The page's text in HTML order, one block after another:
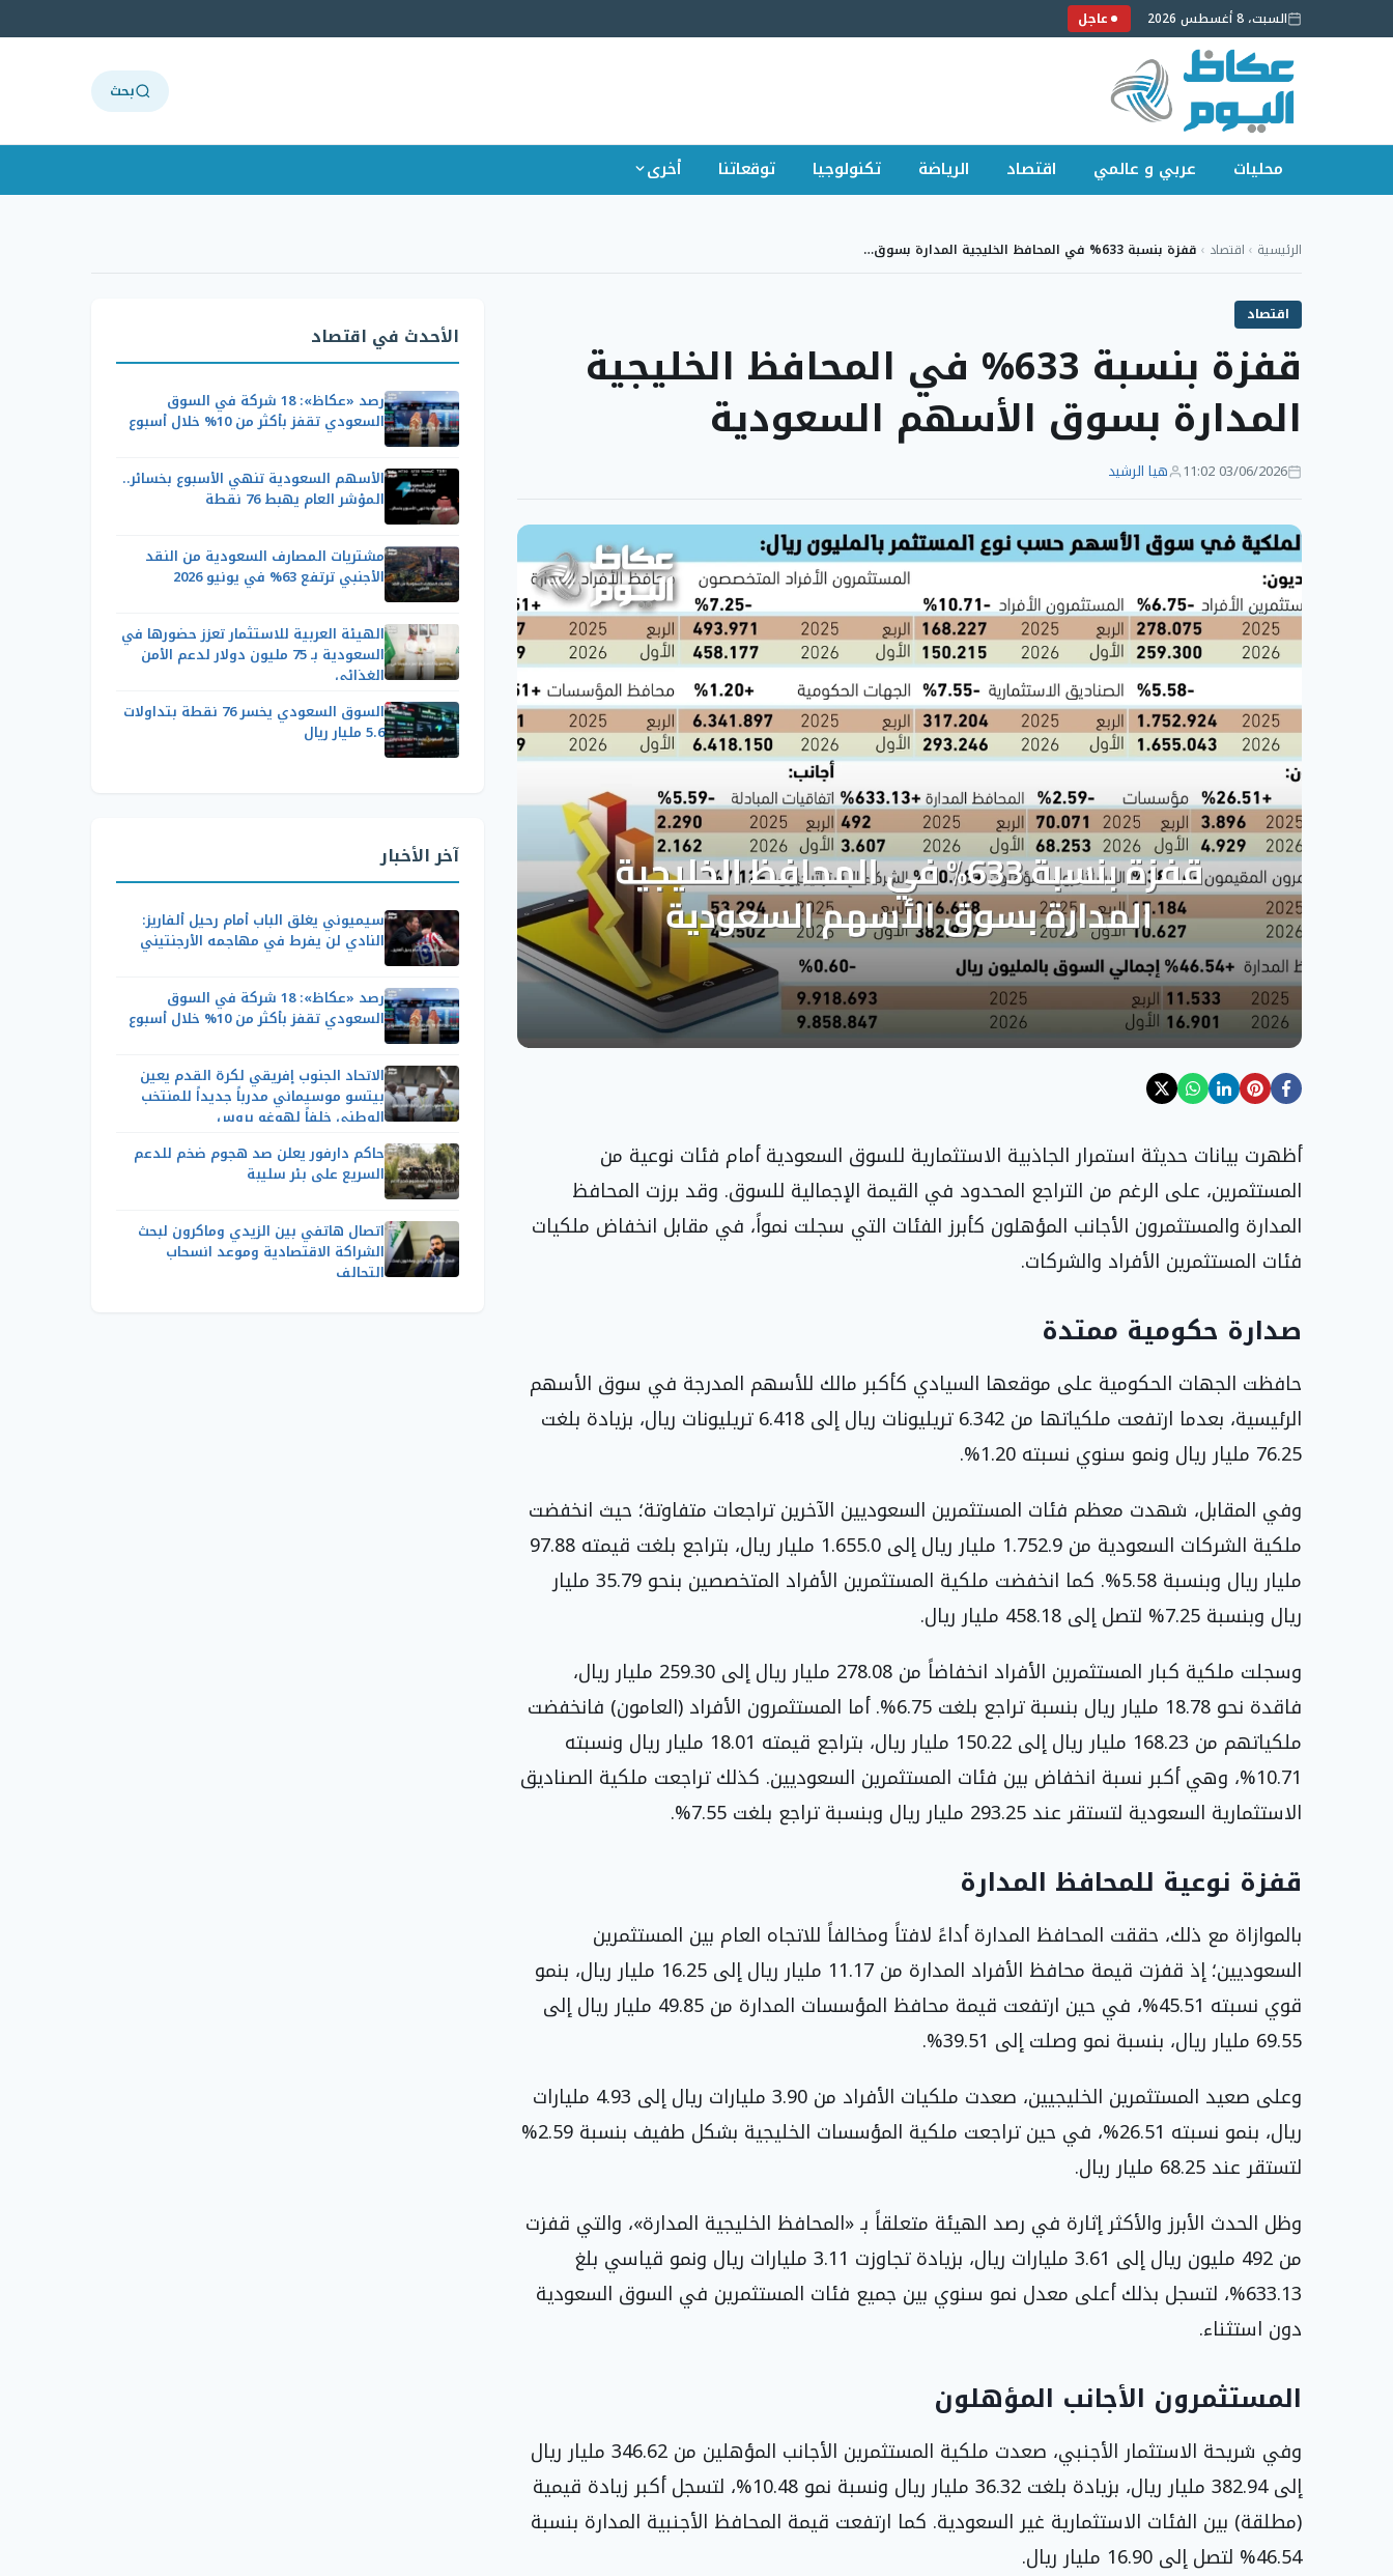
السبت، 8 أغسطس 2026 عاجل
بحث
محليات عربي و عالمي اقتصاد الرياضة تكنولوجيا توقعاتنا أخرى
الرئيسية › اقتصاد › قفزة بنسبة 633% في المحافظ الخليجية المدارة بسوق…
اقتصاد
قفزة بنسبة 633% في المحافظ الخليجية
المدارة بسوق الأسهم السعودية
03/06/2026 11:02 هيا الرشيد
أظهرت بيانات حديثة استمرار الجاذبية الاستثمارية للسوق السعودية أمام فئات نوعية من
المستثمرين، على الرغم من التراجع المحدود في القيمة الإجمالية للسوق. وقد برزت المحافظ
المدارة والمستثمرون الأجانب المؤهلون كأبرز الفئات التي سجلت نمواً، في مقابل انخفاض ملكيات
فئات المستثمرين الأفراد والشركات.
صدارة حكومية ممتدة
حافظت الجهات الحكومية على موقعها السيادي كأكبر مالك للأسهم المدرجة في سوق الأسهم
الرئيسية، بعدما ارتفعت ملكياتها من 6.342 تريليونات ريال إلى 6.418 تريليونات ريال، بزيادة بلغت
76.25 مليار ريال ونمو سنوي نسبته 1.20%.
وفي المقابل، شهدت معظم فئات المستثمرين السعوديين الآخرين تراجعات متفاوتة؛ حيث انخفضت
ملكية الشركات السعودية من 1.752.9 مليار ريال إلى 1.655.0 مليار ريال، بتراجع بلغت قيمته 97.88
مليار ريال وبنسبة 5.58%. كما انخفضت ملكية المستثمرين الأفراد المتخصصين بنحو 35.79 مليار
ريال وبنسبة 7.25% لتصل إلى 458.18 مليار ريال.
وسجلت ملكية كبار المستثمرين الأفراد انخفاضاً من 278.08 مليار ريال إلى 259.30 مليار ريال،
فاقدة نحو 18.78 مليار ريال بنسبة تراجع بلغت 6.75%. أما المستثمرون الأفراد (العامون) فانخفضت
ملكياتهم من 168.23 مليار ريال إلى 150.22 مليار ريال، بتراجع قيمته 18.01 مليار ريال ونسبته
10.71%، وهي أكبر نسبة انخفاض بين فئات المستثمرين السعوديين. كذلك تراجعت ملكية الصناديق
الاستثمارية السعودية لتستقر عند 293.25 مليار ريال وبنسبة تراجع بلغت 7.55%.
قفزة نوعية للمحافظ المدارة
بالموازاة مع ذلك، حققت المحافظ المدارة أداءً لافتاً ومخالفاً للاتجاه العام بين المستثمرين
السعوديين؛ إذ قفزت قيمة محافظ الأفراد المدارة من 11.17 مليار ريال إلى 16.25 مليار ريال، بنمو
قوي نسبته 45.51%، في حين ارتفعت قيمة محافظ المؤسسات المدارة من 49.85 مليار ريال إلى
69.55 مليار ريال، بنسبة نمو وصلت إلى 39.51%.
وعلى صعيد المستثمرين الخليجيين، صعدت ملكيات الأفراد من 3.90 مليارات ريال إلى 4.93 مليارات
ريال، بنمو نسبته 26.51%، في حين تراجعت ملكية المؤسسات الخليجية بشكل طفيف بنسبة 2.59%
لتستقر عند 68.25 مليار ريال.
وظل الحدث الأبرز والأكثر إثارة في رصد الهيئة متعلقاً بـ «المحافظ الخليجية المدارة»، والتي قفزت
من 492 مليون ريال إلى 3.61 مليارات ريال، بزيادة تجاوزت 3.11 مليارات ريال ونمو قياسي بلغ
633.13%، لتسجل بذلك أعلى معدل نمو سنوي بين جميع فئات المستثمرين في السوق السعودية
دون استثناء.
المستثمرون الأجانب المؤهلون
وفي شريحة الاستثمار الأجنبي، صعدت ملكية المستثمرين الأجانب المؤهلين من 346.62 مليار ريال
إلى 382.94 مليار ريال، بزيادة بلغت 36.32 مليار ريال ونسبة نمو 10.48%، لتسجل أكبر زيادة قيمية
(مطلقة) بين الفئات الاستثمارية غير السعودية. كما ارتفعت قيمة المحافظ الأجنبية المدارة بنسبة
46.54% لتصل إلى 16.90 مليار ريال.
الأحدث في اقتصاد
رصد «عكاظ»: 18 شركة في السوق
السعودي تقفز بأكثر من 10% خلال أسبوع
الأسهم السعودية تنهي الأسبوع بخسائر..
المؤشر العام يهبط 76 نقطة
مشتريات المصارف السعودية من النقد
الأجنبي ترتفع 63% في يونيو 2026
الهيئة العربية للاستثمار تعزز حضورها في
السعودية بـ 75 مليون دولار لدعم الأمن
الغذائي
السوق السعودي يخسر 76 نقطة بتداولات
5.6 مليار ريال
آخر الأخبار
سيميوني يغلق الباب أمام رحيل ألفاريز:
النادي لن يفرط في مهاجمه الأرجنتيني
رصد «عكاظ»: 18 شركة في السوق
السعودي تقفز بأكثر من 10% خلال أسبوع
الاتحاد الجنوب إفريقي لكرة القدم يعين
بيتسو موسيماني مدرباً جديداً للمنتخب
الوطني خلفاً لهوغو بروس
حاكم دارفور يعلن صد هجوم ضخم للدعم
السريع على بئر سليبة
اتصال هاتفي بين الزيدي وماكرون لبحث
الشراكة الاقتصادية وموعد انسحاب
التحالف